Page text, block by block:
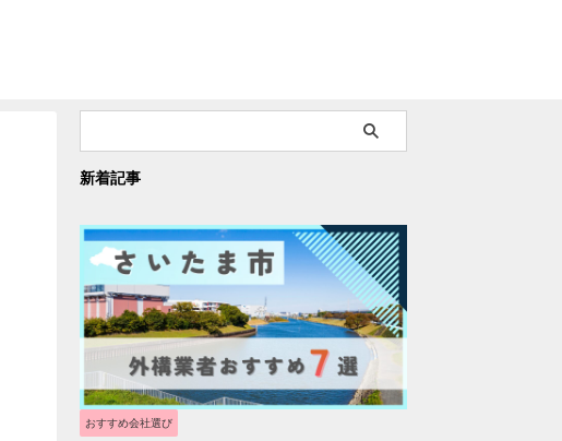
新着記事
おすすめ会社選び